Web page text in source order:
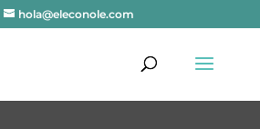
hola@eleconole.com